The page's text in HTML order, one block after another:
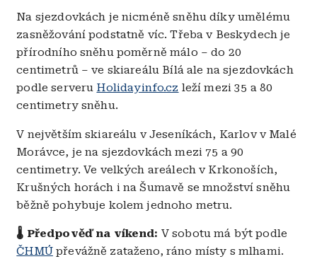
Na sjezdovkách je nicméně sněhu díky umělému
zasněžování podstatně víc. Třeba v Beskydech je
přírodního sněhu poměrně málo – do 20
centimetrů – ve skiareálu Bílá ale na sjezdovkách
podle serveru Holidayinfo.cz leží mezi 35 a 80
centimetry sněhu.
V největším skiareálu v Jeseníkách, Karlov v Malé
Morávce, je na sjezdovkách mezi 75 a 90
centimetry. Ve velkých areálech v Krkonoších,
Krušných horách i na Šumavě se množství sněhu
běžně pohybuje kolem jednoho metru.
🌡️ Předpověď na víkend: V sobotu má být podle
ČHMÚpřevážně zataženo, ráno místy s mlhami.